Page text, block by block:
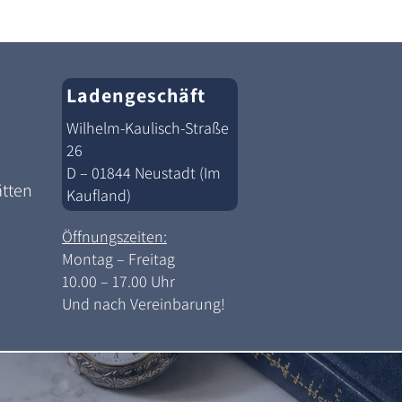
Ladengeschäft
Wilhelm-Kaulisch-Straße
26
D – 01844 Neustadt (Im
Kaufland)
Öffnungszeiten:
Montag – Freitag
10.00 – 17.00 Uhr
Und nach Vereinbarung!